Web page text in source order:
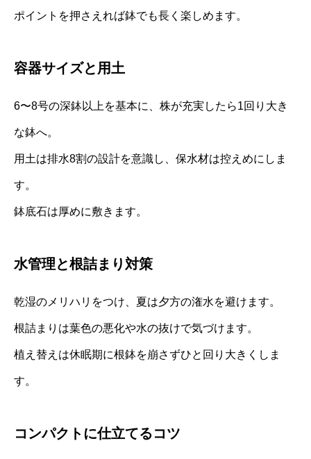
ポイントを押さえれば鉢でも長く楽しめます。
容器サイズと用土
6〜8号の深鉢以上を基本に、株が充実したら1回り大き
な鉢へ。
用土は排水8割の設計を意識し、保水材は控えめにしま
す。
鉢底石は厚めに敷きます。
水管理と根詰まり対策
乾湿のメリハリをつけ、夏は夕方の潅水を避けます。
根詰まりは葉色の悪化や水の抜けで気づけます。
植え替えは休眠期に根鉢を崩さずひと回り大きくしま
す。
コンパクトに仕立てるコツ